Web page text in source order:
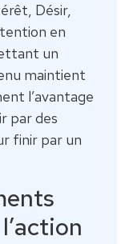
Désir,
en
un
maintient
l’avantage
par des
finir par un